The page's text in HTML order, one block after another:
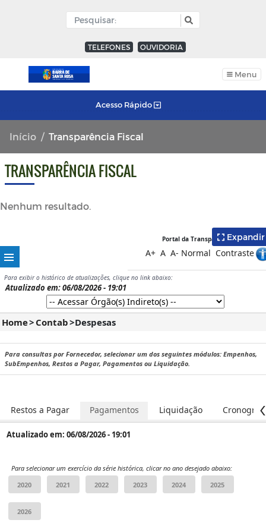
TELEFONES OUVIDORIA
Menu
Acesso Rápido
Início Transparência Fiscal
TRANSPARÊNCIA FISCAL
Nenhum resultado.
Expandir